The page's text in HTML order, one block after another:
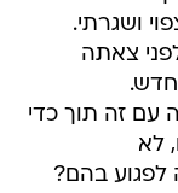
ושגרתי.
צאתה
עם זה תוך כדי
לא
לפגוע בהם?